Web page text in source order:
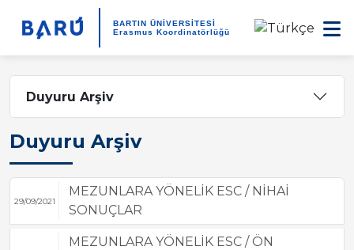
BARTIN ÜNİVERSİTESİ
Erasmus Koordinatörlüğü
Duyuru Arşiv
Duyuru Arşiv
29/09/2021
MEZUNLARA YÖNELİK ESC / NİHAİ
SONUÇLAR
MEZUNLARA YÖNELİK ESC / ÖN